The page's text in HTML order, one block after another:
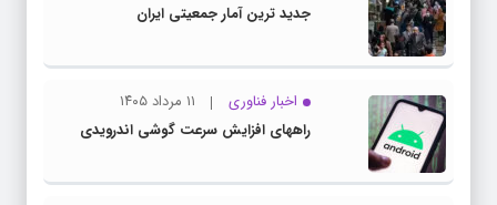
جدید ترین آمار جمعیتی ایران
اخبار فناوری
۱۱ مرداد ۱۴۰۵
راههای افزایش سرعت گوشی اندرویدی